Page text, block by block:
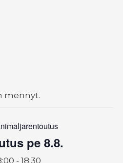
mennyt.
pe 8.8.
- 18:30